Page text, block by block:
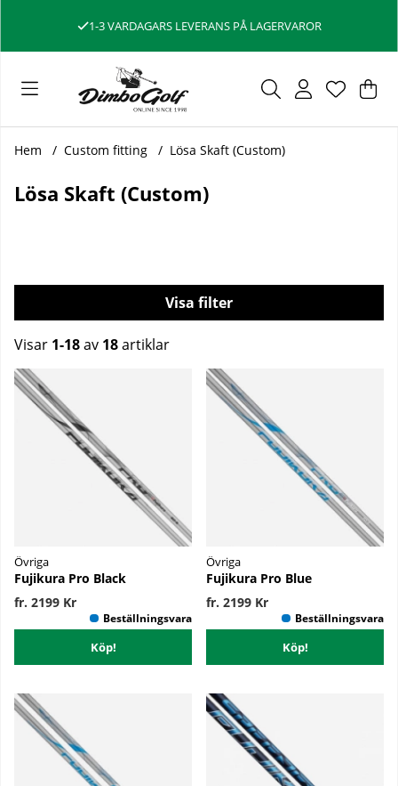
1-3 VARDAGARS LEVERANS PÅ LAGERVAROR
.
Hem Custom fitting Lösa Skaft (Custom)
Lösa Skaft (Custom)
Filtrera
Visar 1-18av 18artiklar
Produkter
Övriga
Fujikura Pro Black
fr. 2199 Kr
Köp!
Övriga
Fujikura Pro Blue
fr. 2199 Kr
Köp!